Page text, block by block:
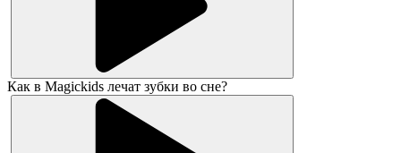
Как в Magickids лечат зубки во сне?